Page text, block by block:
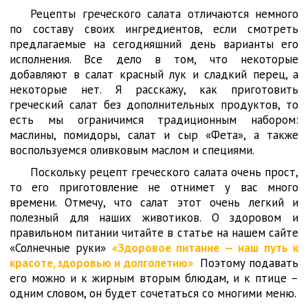
Рецепты греческого салата отличаются немного
по составу своих ингредиентов, если смотреть
предлагаемые на сегодняшний день варианты его
исполнения. Все дело в том, что некоторые
добавляют в салат красный лук и сладкий перец, а
некоторые нет. Я расскажу, как приготовить
греческий салат без дополнительных продуктов, то
есть мы ограничимся традиционным набором:
маслины, помидоры, салат и сыр «Фета», а также
воспользуемся оливковым маслом и специями.
Поскольку рецепт греческого салата очень прост,
то его приготовление не отнимет у вас много
времени. Отмечу, что салат этот очень легкий и
полезный для наших животиков. О здоровом и
правильном питании читайте в статье на нашем сайте
«Солнечные руки» «Здоровое питание — наш путь к
красоте, здоровью и долголетию»Поэтому подавать
его можно и к жирным вторым блюдам, и к птице –
одним словом, он будет сочетаться со многими меню.